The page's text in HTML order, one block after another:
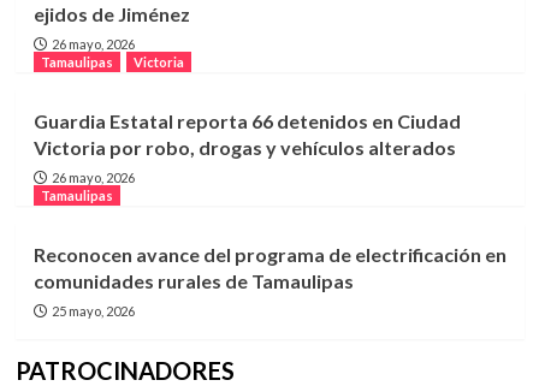
ejidos de Jiménez
26 mayo, 2026
Tamaulipas
Victoria
Guardia Estatal reporta 66 detenidos en Ciudad
Victoria por robo, drogas y vehículos alterados
26 mayo, 2026
Tamaulipas
Reconocen avance del programa de electrificación en
comunidades rurales de Tamaulipas
25 mayo, 2026
PATROCINADORES